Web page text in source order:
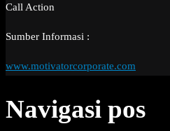
Call Action
Sumber Informasi :
www.motivatorcorporate.com
Navigasi pos